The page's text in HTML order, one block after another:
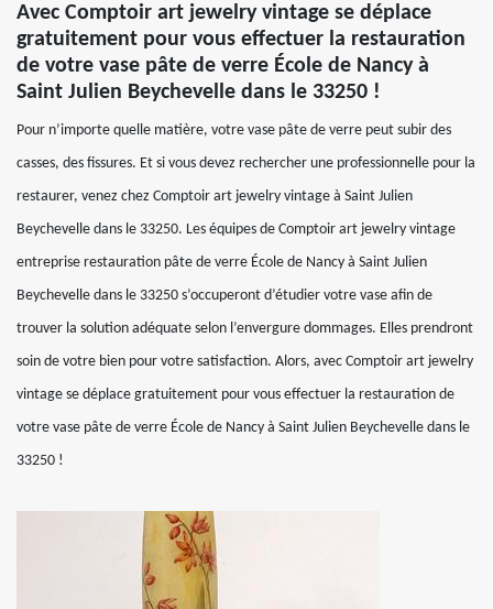
Avec Comptoir art jewelry vintage se déplace
gratuitement pour vous effectuer la restauration
de votre vase pâte de verre École de Nancy à
Saint Julien Beychevelle dans le 33250 !
Pour n’importe quelle matière, votre vase pâte de verre peut subir des
casses, des fissures. Et si vous devez rechercher une professionnelle pour la
restaurer, venez chez Comptoir art jewelry vintage à Saint Julien
Beychevelle dans le 33250. Les équipes de Comptoir art jewelry vintage
entreprise restauration pâte de verre École de Nancy à Saint Julien
Beychevelle dans le 33250 s’occuperont d’étudier votre vase afin de
trouver la solution adéquate selon l’envergure dommages. Elles prendront
soin de votre bien pour votre satisfaction. Alors, avec Comptoir art jewelry
vintage se déplace gratuitement pour vous effectuer la restauration de
votre vase pâte de verre École de Nancy à Saint Julien Beychevelle dans le
33250 !